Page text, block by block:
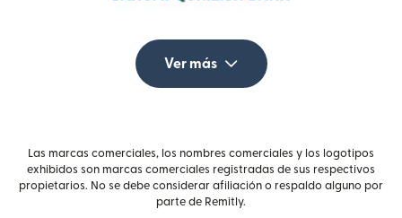
Ver más
Las marcas comerciales, los nombres comerciales y los logotipos
exhibidos son marcas comerciales registradas de sus respectivos
propietarios. No se debe considerar afiliación o respaldo alguno por
parte de Remitly.